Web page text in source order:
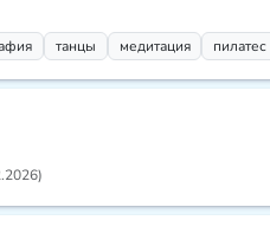
танцы медитация пилатес